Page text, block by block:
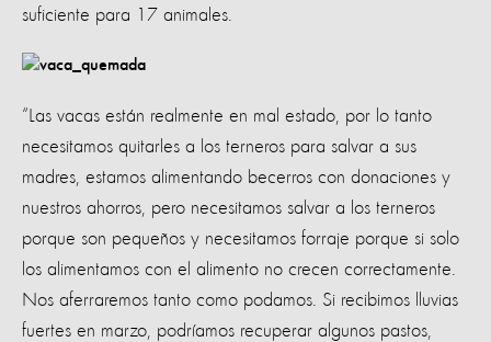
suficiente para 17 animales.
“Las vacas están realmente en mal estado, por lo tanto
necesitamos quitarles a los terneros para salvar a sus
madres, estamos alimentando becerros con donaciones y
nuestros ahorros, pero necesitamos salvar a los terneros
porque son pequeños y necesitamos forraje porque si solo
los alimentamos con el alimento no crecen correctamente.
Nos aferraremos tanto como podamos. Si recibimos lluvias
fuertes en marzo, podríamos recuperar algunos pastos,